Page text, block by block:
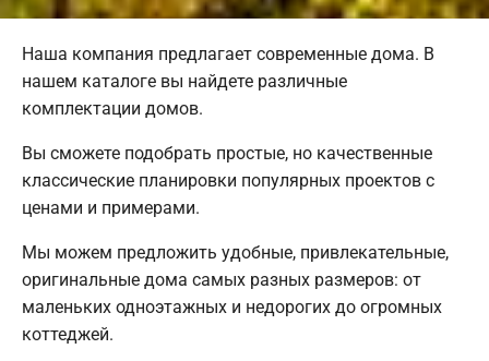
Наша компания предлагает современные дома. В
нашем каталоге вы найдете различные
комплектации домов.
Вы сможете подобрать простые, но качественные
классические планировки популярных проектов с
ценами и примерами.
Мы можем предложить удобные, привлекательные,
оригинальные дома самых разных размеров: от
маленьких одноэтажных и недорогих до огромных
коттеджей.